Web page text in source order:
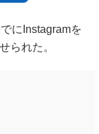
にInstagramを
られた。